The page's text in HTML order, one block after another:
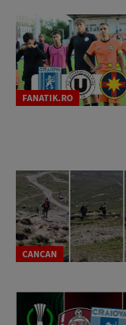
FANATIK.RO
CANCAN